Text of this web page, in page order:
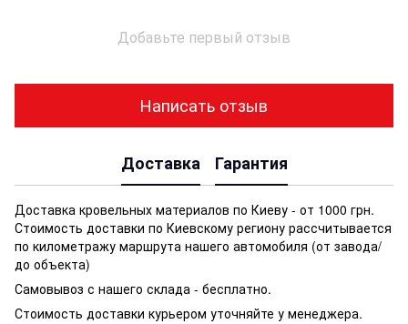
Добавьте первый отзыв
Написать отзыв
Доставка Гарантия
Доставка кровельных материалов по Киеву - от 1000 грн.
Стоимость доставки по Киевскому региону рассчитывается
по километражу маршрута нашего автомобиля (от завода/
до объекта)
Самовывоз с нашего склада - бесплатно.
Стоимость доставки курьером уточняйте у менеджера.